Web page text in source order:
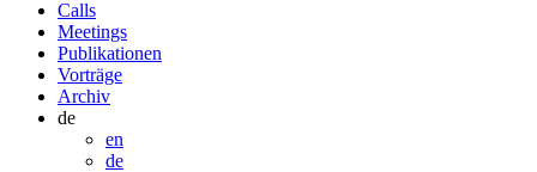
Calls
Meetings
Publikationen
Vorträge
Archiv
de
en
de